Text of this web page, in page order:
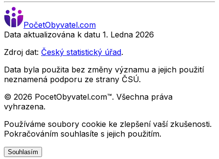
PočetObyvatel.com
Data aktualizována k datu 1. Ledna 2026
Zdroj dat: Český statistický úřad.
Data byla použita bez změny významu a jejich použití
neznamená podporu ze strany ČSÚ.
© 2026 PocetObyvatel.com™. Všechna práva
vyhrazena.
Používáme soubory cookie ke zlepšení vaší zkušenosti.
Pokračováním souhlasíte s jejich použitím.
Souhlasím